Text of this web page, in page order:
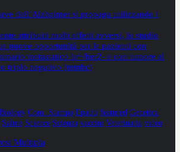
dell’Alzheimer si propaga utilizzando i
attribuiti molti effetti avversi, lo studio
nuove opportunità per le pazienti con
metastatico hr+/her2- e con tumore al
triplo negativo (mtnbc)
Com. Stampa Epatiti featured Genetica
Salute Science Scienza vaccini Veterinaria video
Multipla